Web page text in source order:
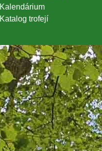
Kalendárium
Katalog trofejí